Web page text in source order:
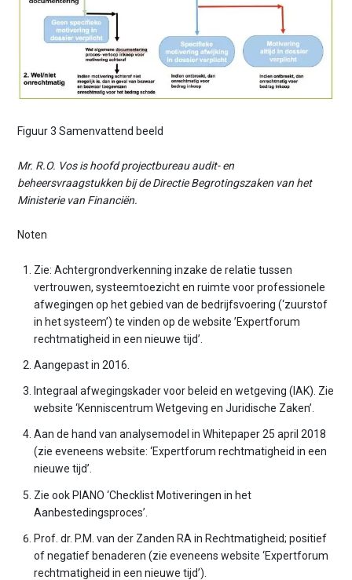
Figuur 3 Samenvattend beeld
Mr. R.O. Vos is hoofd projectbureau audit- en
beheersvraagstukken bij de Directie Begrotingszaken van het
Ministerie van Financiën.
Noten
Zie: Achtergrondverkenning inzake de relatie tussen
vertrouwen, systeemtoezicht en ruimte voor professionele
afwegingen op het gebied van de bedrijfsvoering (‘zuurstof
in het systeem’) te vinden op de website ’Expertforum
rechtmatigheid in een nieuwe tijd’.
Aangepast in 2016.
Integraal afwegingskader voor beleid en wetgeving (IAK). Zie
website ‘Kenniscentrum Wetgeving en Juridische Zaken’.
Aan de hand van analysemodel in Whitepaper 25 april 2018
(zie eveneens website: ‘Expertforum rechtmatigheid in een
nieuwe tijd’.
Zie ook PIANO ‘Checklist Motiveringen in het
Aanbestedingsproces’.
Prof. dr. P.M. van der Zanden RA in Rechtmatigheid; positief
of negatief benaderen (zie eveneens website ‘Expertforum
rechtmatigheid in een nieuwe tijd’).